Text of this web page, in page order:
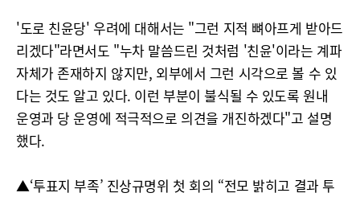
'도로 친윤당' 우려에 대해서는 "그런 지적 뼈아프게 받아드
리겠다"라면서도 "누차 말씀드린 것처럼 '친윤'이라는 계파
자체가 존재하지 않지만, 외부에서 그런 시각으로 볼 수 있
다는 것도 알고 있다. 이런 부분이 불식될 수 있도록 원내
운영과 당 운영에 적극적으로 의견을 개진하겠다"고 설명
했다.
▲‘투표지 부족’ 진상규명위 첫 회의 “전모 밝히고 결과 투